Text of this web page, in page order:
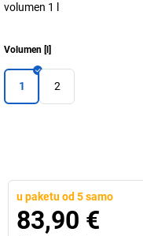
volumen 1 l
Volumen [ ]
1 2
u paketu od 5 samo
83,90 €